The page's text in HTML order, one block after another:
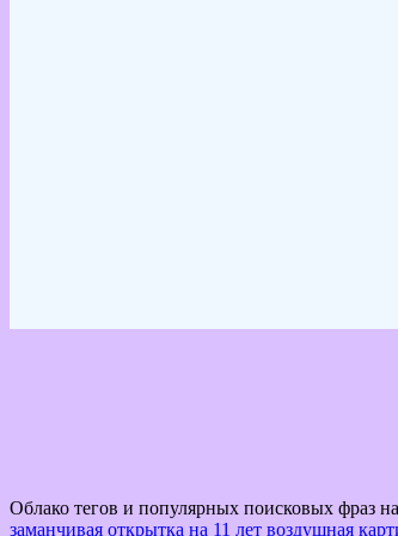
Облако тегов и популярных поисковых фраз
заманчивая открытка на 11 лет воздушная